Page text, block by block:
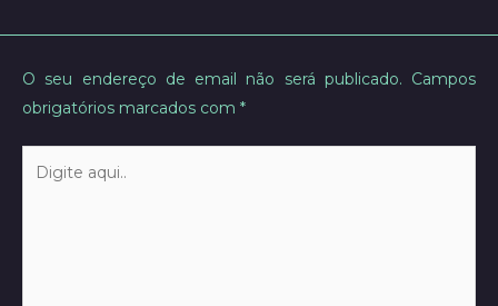
O seu endereço de email não será publicado. Campos
obrigatórios marcados com *
aqui..